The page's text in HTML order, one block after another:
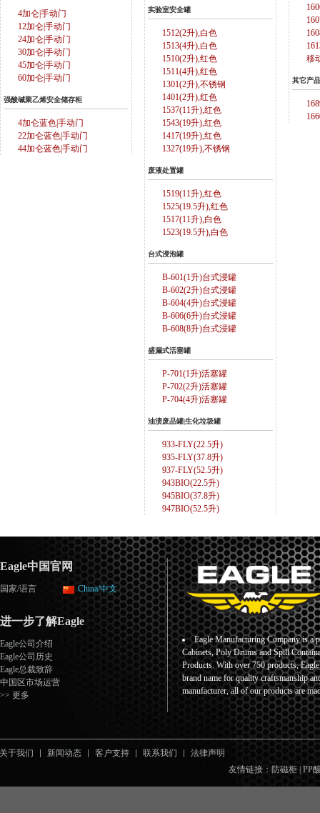
4加仑|手动门
12加仑|手动门
24加仑|手动门
30加仑|手动门
45加仑|手动门
60加仑|手动门
强酸碱聚乙烯安全储存柜
4加仑蓝色|手动门
22加仑蓝色|手动门
44加仑蓝色|手动门
实验室安全罐
1512(2升),白色
1513(4升),白色
1510(2升),红色
1511(4升),红色
1301(2升),不锈钢
1401(2升),红色
1537(11升),红色
1543(19升),红色
1417(19升),红色
1327(19升),不锈钢
废液处置罐
1519(11升),红色
1525(19.5升),红色
1517(11升),白色
1523(19.5升),白色
台式浸泡罐
B-601(1升)台式浸罐
B-602(2升)台式浸罐
B-604(4升)台式浸罐
B-606(6升)台式浸罐
B-608(8升)台式浸罐
盛漏式活塞罐
P-701(1升)活塞罐
P-702(2升)活塞罐
P-704(4升)活塞罐
油渍废品罐|生化垃圾罐
933-FLY(22.5升)
935-FLY(37.8升)
937-FLY(52.5升)
943BIO(22.5升)
945BIO(37.8升)
947BIO(52.5升)
移
其它产
Eagle中国官网
国家/语言 China/中文
进一步了解Eagle
Eagle公司介绍
Eagle公司历史
Eagle总裁致辞
中国区市场运营
>> 更多
Eagle Manufacturing Company is a
Cabinets, Poly Drums and Spill
Products. With over 750 products,
brand name for quality craftsmanship
manufacturer, all of our products are
关于我们 新闻动态 客户支持 联系我们
法律声明
友情链接： 防磁柜 PP